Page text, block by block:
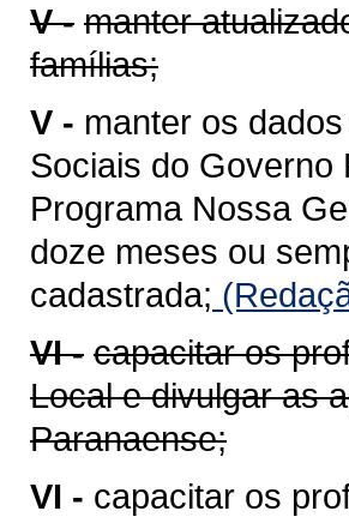
V - manter
famílias;
V - manter os
Sociais do
Programa Nossa
doze meses ou
cadastrada;
VI - capacitar os
Local e divulgar as
Paranaense;
VI - capacitar os